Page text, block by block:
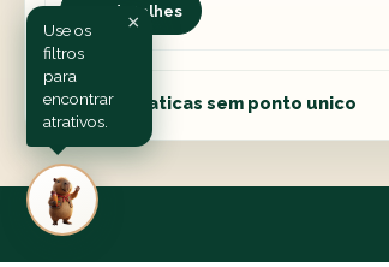
Ver detalhes
6 rotas tematicas sem ponto unico
×
Use os
filtros
para
encontrar
atrativos.